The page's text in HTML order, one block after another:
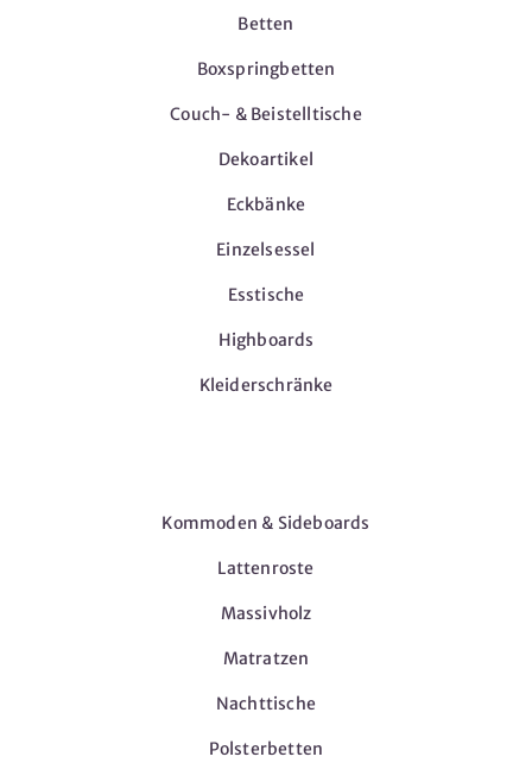
Betten
Boxspringbetten
Couch- & Beistelltische
Dekoartikel
Eckbänke
Einzelsessel
Esstische
Highboards
Kleiderschränke
Kommoden & Sideboards
Lattenroste
Massivholz
Matratzen
Nachttische
Polsterbetten